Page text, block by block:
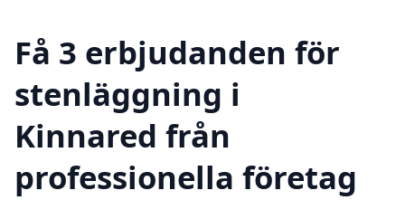
Få 3 erbjudanden för
stenläggning i
Kinnared från
professionella företag